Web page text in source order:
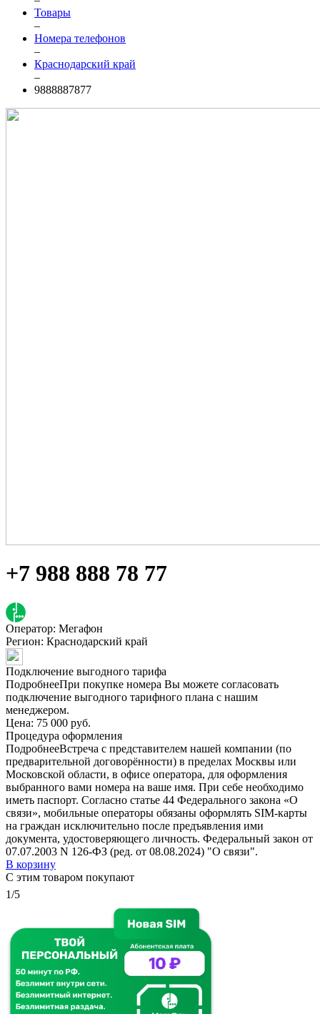
Товары
–
Номера телефонов
–
Краснодарский край
–
9888887877
+7 988 888 78 77
Оператор: Мегафон
Регион: Краснодарский край
Подключение выгодного тарифа
ПодробнееПри покупке номера Вы можете согласовать
подключение выгодного тарифного плана с нашим
менеджером.
Цена: 75 000 руб.
Процедура оформления
ПодробнееВстреча с представителем нашей компании (по
предварительной договорённости) в пределах Москвы или
Московской области, в офисе оператора, для оформления
выбранного вами номера на ваше имя. При себе необходимо
иметь паспорт. Согласно статье 44 Федерального закона «О
связи», мобильные операторы обязаны оформлять SIM-карты
на граждан исключительно после предъявления ими
документа, удостоверяющего личность. Федеральный закон от
07.07.2003 N 126-ФЗ (ред. от 08.08.2024) "О связи".
В корзину
С этим товаром покупают
1/5